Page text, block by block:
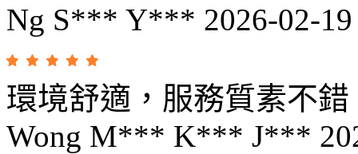
Ng S*** Y*** 2026-02-19
環境舒適，服務質素不錯
Wong M*** K*** J***